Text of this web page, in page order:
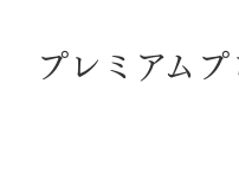
プレミアム